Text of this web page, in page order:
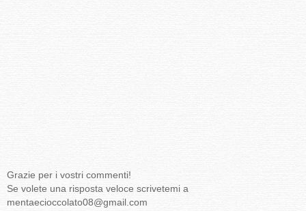
Grazie per i vostri commenti!
Se volete una risposta veloce scrivetemi a
mentaecioccolato08@gmail.com